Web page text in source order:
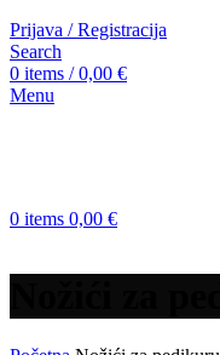
Prijava / Registracija
Search
0 items / 0,00 €
Menu
0 items 0,00 €